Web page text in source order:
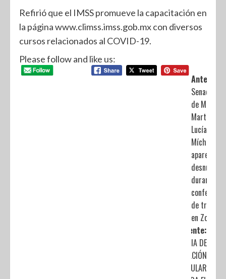
Refirió que el IMSS promueve la capacitación en
la página www.climss.imss.gob.mx con diversos
cursos relacionados al COVID-19.
Please follow and like us:
Anterior:
Senadora
de Morena
Martha
Lucía
Mícher
aparece
desnuda
durante
de trabajo
en Zoom
Siguiente:
VIGENCIA DE
VERIFICACIÓN
VEHICULAR